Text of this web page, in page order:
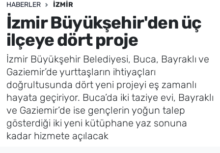
HABERLER İZMIR
İzmir Büyükşehir'den üç
ilçeye dört proje
İzmir Büyükşehir Belediyesi, Buca, Bayraklı ve
Gaziemir’de yurttaşların ihtiyaçları
doğrultusunda dört yeni projeyi eş zamanlı
hayata geçiriyor. Buca’da iki taziye evi, Bayraklı
ve Gaziemir’de ise gençlerin yoğun talep
gösterdiği iki yeni kütüphane yaz sonuna
kadar hizmete açılacak
Asayiş / Polis-Adliye
Magazin
Foto Galeri
Künye
İletişim